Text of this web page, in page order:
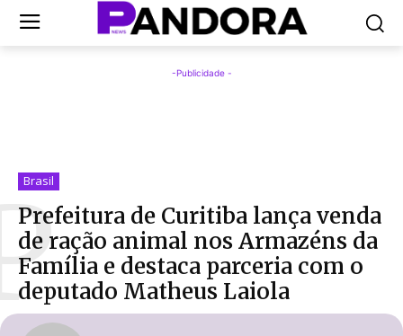
-Publicidade -
Brasil
Prefeitura de Curitiba lança venda
de ração animal nos Armazéns da
Família e destaca parceria com o
deputado Matheus Laiola